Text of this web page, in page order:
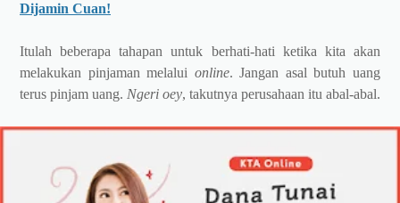
Dijamin Cuan!
Itulah beberapa tahapan untuk berhati-hati ketika kita akan
melakukan pinjaman melalui online. Jangan asal butuh uang
terus pinjam uang. Ngeri oey, takutnya perusahaan itu abal-abal.